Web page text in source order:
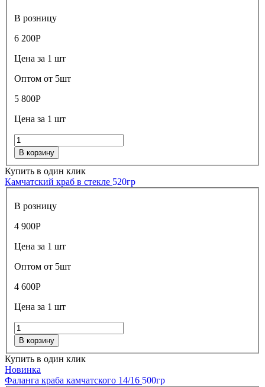
В розницу
6 200Р
Цена за 1 шт
Оптом от 5шт
5 800Р
Цена за 1 шт
В корзину
Купить в один клик
Камчатский краб в стекле 520гр
В розницу
4 900Р
Цена за 1 шт
Оптом от 5шт
4 600Р
Цена за 1 шт
В корзину
Купить в один клик
Новинка
Фаланга краба камчатского 14/16 500гр